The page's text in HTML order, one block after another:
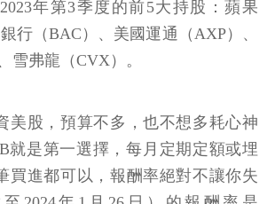
年第3季度的前5大持股：蘋果
行（BAC）、美國運通（AXP）、
雪弗龍（CVX）。
美股，預算不多，也不想多耗心神
就是第一選擇，每月定期定額或埋
買進都可以，報酬率絕對不讓你失